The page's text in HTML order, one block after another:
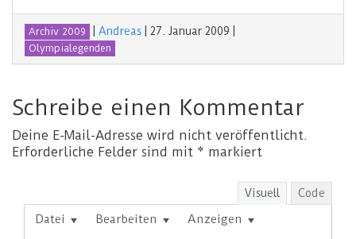
Archiv 2009 Andreas 27. Januar 2009
Olympialegenden
Schreibe einen Kommentar
Deine E-Mail-Adresse wird nicht veröffentlicht.
Erforderliche Felder sind mit * markiert
Visuell Code
Datei Bearbeiten
Anzeigen